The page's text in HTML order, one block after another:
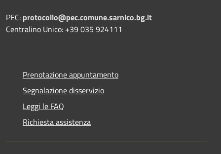
PEC: protocollo@pec.comune.sarnico.bg.it
Centralino Unico: +39 035 924111
Prenotazione appuntamento
Segnalazione disservizio
Leggi le FAQ
Richiesta assistenza